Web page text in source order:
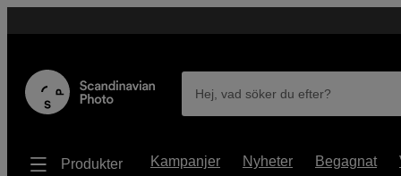
Hej, vad söker du efter?
Produkter Kampanjer Nyheter Begagnat